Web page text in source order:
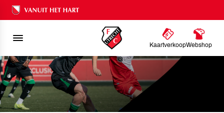
Ons nalatenschap
KaartverkoopWebshop